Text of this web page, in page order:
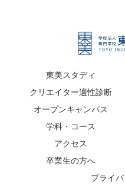
東美スタディ
クリエイター適性診断
オープンキャンパス
学科・コース
アクセス
卒業生の方へ
プライ